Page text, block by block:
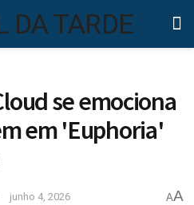
se emociona
em 'Euphoria'
junho 4, 2026 AA